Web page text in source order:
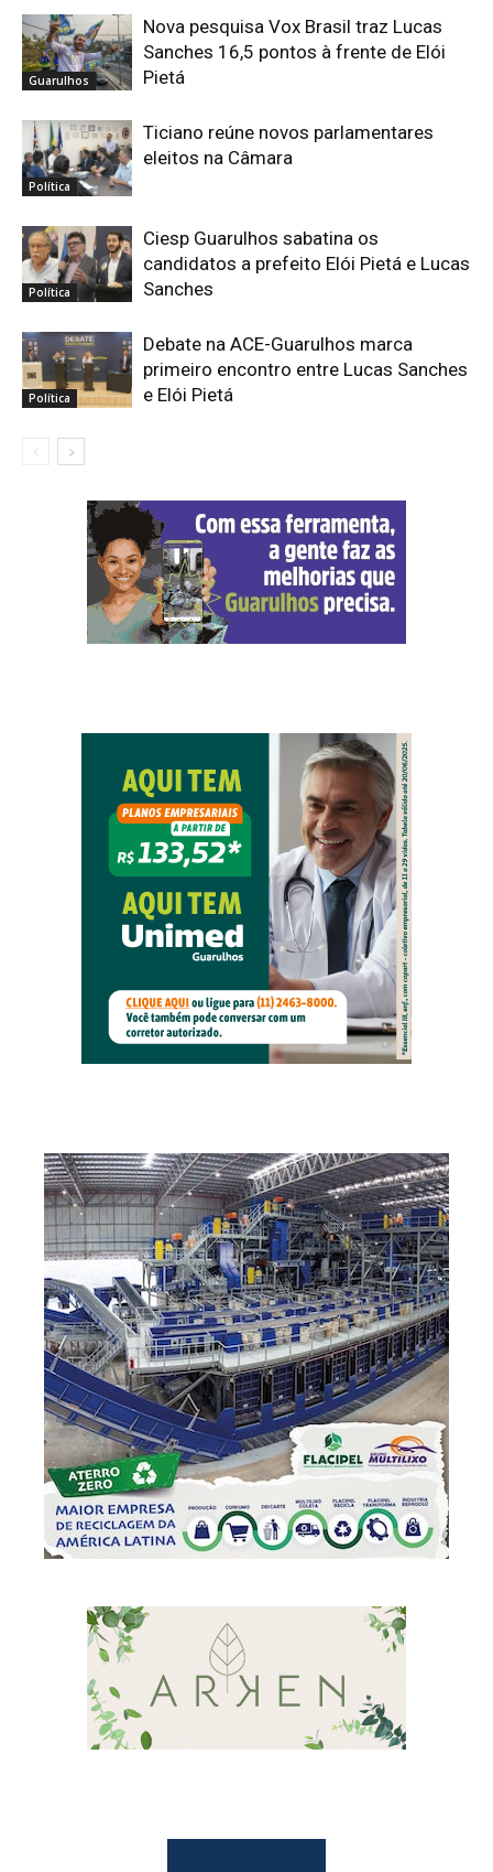
Guarulhos
Nova pesquisa Vox Brasil traz Lucas
Sanches 16,5 pontos à frente de Elói
Pietá
Política
Ticiano reúne novos parlamentares
eleitos na Câmara
Política
Ciesp Guarulhos sabatina os
candidatos a prefeito Elói Pietá e Lucas
Sanches
Política
Debate na ACE-Guarulhos marca
primeiro encontro entre Lucas Sanches
e Elói Pietá